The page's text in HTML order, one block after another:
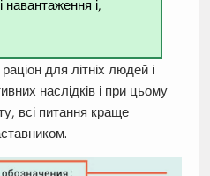
навантаження і,
для літніх людей і
наслідків і при цьому
всі питання краще